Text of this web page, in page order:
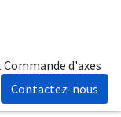
Commande d'axes
Contactez-nous